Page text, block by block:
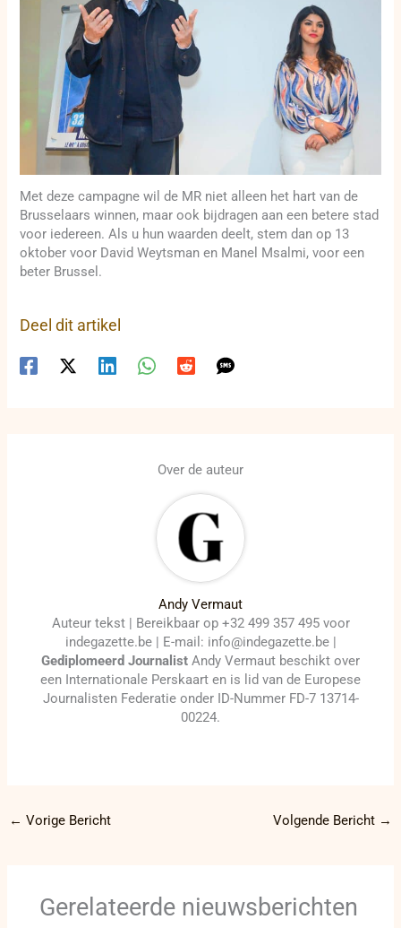
Met deze campagne wil de MR niet alleen het hart van de
Brusselaars winnen, maar ook bijdragen aan een betere stad
voor iedereen. Als u hun waarden deelt, stem dan op 13
oktober voor David Weytsman en Manel Msalmi, voor een
beter Brussel.
Deel dit artikel
Over de auteur
Andy Vermaut
Auteur tekst | Bereikbaar op +32 499 357 495 voor
indegazette.be | E-mail: info@indegazette.be |
Gediplomeerd Journalist Andy Vermaut beschikt over
een Internationale Perskaart en is lid van de Europese
Journalisten Federatie onder ID-Nummer FD-7 13714-
00224.
← Vorige Bericht Volgende Bericht →
Gerelateerde nieuwsberichten